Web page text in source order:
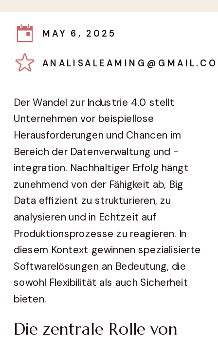
Der Wandel zur Industrie 4.0 stellt
Unternehmen vor beispiellose
Herausforderungen und Chancen im
Bereich der Datenverwaltung und -
integration. Nachhaltiger Erfolg hängt
zunehmend von der Fähigkeit ab, Big
Data effizient zu strukturieren, zu
analysieren und in Echtzeit auf
Produktionsprozesse zu reagieren. In
diesem Kontext gewinnen spezialisierte
Softwarelösungen an Bedeutung, die
sowohl Flexibilität als auch Sicherheit
bieten.
Die zentrale Rolle von
MAY 6, 2025